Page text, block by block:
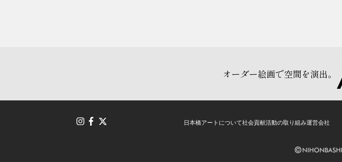
オーダー絵画で空間を演出。
日本橋アートについて社会貢献活動の取り組み運営会社